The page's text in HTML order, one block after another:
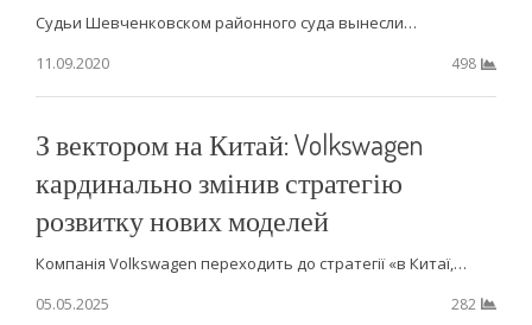
Судьи Шевченковском районного суда вынесли…
11.09.2020
498
З вектором на Китай: Volkswagen
кардинально змінив стратегію
розвитку нових моделей
Компанія Volkswagen переходить до стратегії «в Китаї,…
05.05.2025
282